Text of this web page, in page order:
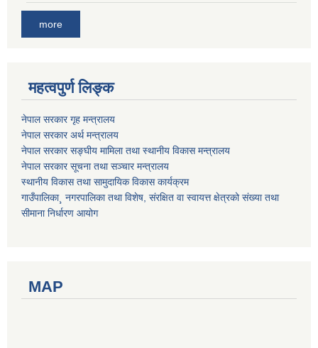
more
महत्वपुर्ण लिङ्क
नेपाल सरकार गृह मन्त्रालय
नेपाल सरकार अर्थ मन्त्रालय
नेपाल सरकार सङ्घीय मामिला तथा स्थानीय विकास मन्त्रालय
नेपाल सरकार सूचना तथा सञ्चार मन्त्रालय
स्थानीय विकास तथा सामुदायिक विकास कार्यक्रम
गाउँपालिका¸ नगरपालिका तथा विशेष, संरक्षित वा स्वायत्त क्षेत्रको संख्या तथा
सीमाना निर्धारण आयोग
MAP